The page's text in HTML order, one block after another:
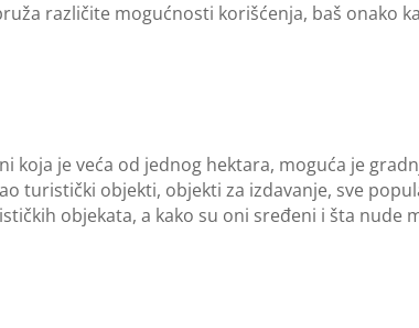
različite mogućnosti korišćenja, baš onako
koja je veća od jednog hektara, moguća je
turistički objekti, objekti za izdavanje, sve
objekata, a kako su oni sređeni i šta nude